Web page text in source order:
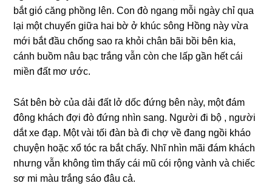
bắt gió căng phồng lên. Con đò ngang mỗi ngày chỉ qua
lại một chuyến giữa hai bờ ở khúc sông Hồng này vừa
mới bắt đầu chống sao ra khỏi chân bãi bồi bên kia,
cánh buồm nâu bạc trắng vẫn còn che lấp gần hết cái
miền đất mơ ước.
Sát bên bờ của dải đất lở dốc đứng bên này, một đám
đông khách đợi đò đứng nhìn sang. Người đi bộ , người
dắt xe đạp. Một vài tối đàn bà đi chợ về đang ngồi kháo
chuyện hoặc xổ tóc ra bắt chấy. Nhĩ nhìn mãi đám khách
nhưng vẫn không tìm thấy cái mũ cói rộng vành và chiếc
sơ mi màu trắng sáo đâu cả.